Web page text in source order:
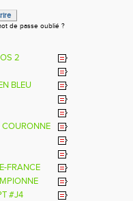
de passe oublié ?
2
BLEU
COURONNE
FRANCE
#J4